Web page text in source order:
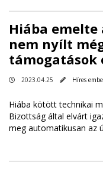
Hiába emelte
nem nyílt
támogatások
2023.04.25 Híres
Hiába kötött technikai
Bizottság által elvárt
meg automatikusan az